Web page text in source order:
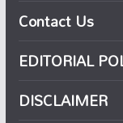
Contact Us
EDITORIAL
DISCLAIMER